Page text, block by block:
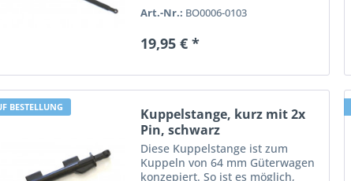
keine Verwendung finden kann.
Märklin/LGB® und Train Line 45
Art.-Nr.: BO0006-0103
19,95 € *
BESTELLUNG
Kuppelstange, kurz mit 2x
Pin, schwarz
Diese Kuppelstange ist zum
Kuppeln von 64 mm Güterwagen
konzepiert. So ist es möglich,